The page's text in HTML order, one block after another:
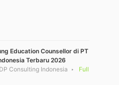
Education Counsellor di PT
Terbaru 2026
Consulting Indonesia
Full